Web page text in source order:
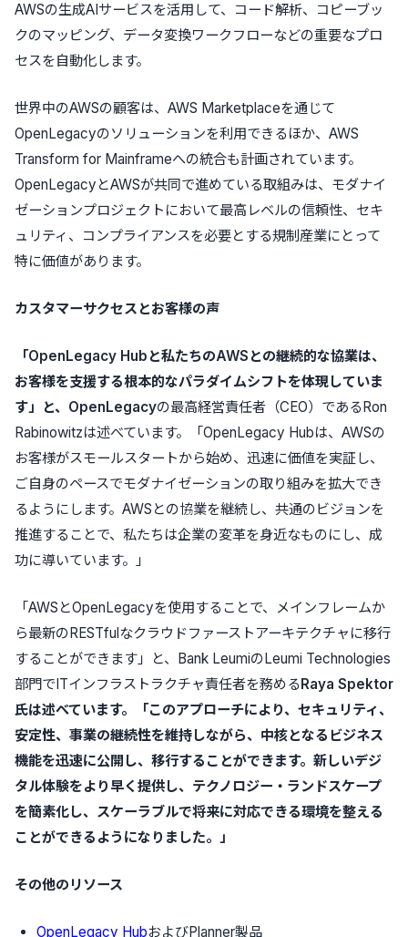
AWSの生成AIサービスを活用して、コード解析、コピーブッ
クのマッピング、データ変換ワークフローなどの重要なプロ
セスを自動化します。
世界中のAWSの顧客は、 AWS Marketplaceを通じて
OpenLegacyのソリューションを利用できるほか、 AWS
Transform for Mainframeへの統合も計画されています。
OpenLegacy とAWSが共同で進めている取組みは、モダナイ
ゼーションプロジェクトにおいて最高レベルの信頼性、セキ
ュリティ、コンプライアンスを必要とする規制産業にとって
特に価値があります。
カスタマーサクセスとお客様の声
「OpenLegacy Hub と私たちのAWS との継続的な協業は、
お客様を支援する根本的なパラダイムシフトを体現していま
す」と、 OpenLegacyの最高経営責任者（CEO）であるRon
Rabinowitzは述べています。「OpenLegacy Hubは、 AWSの
お客様がスモールスタートから始め、迅速に価値を実証 し、
ご自身のペースでモダナイゼーションの取り組みを拡大でき
るようにします。 AWS との協業を継続し、共通のビジョンを
推進することで、 私たち は企業の変革を身近なものにし、成
功に導いています。」
「AWS とOpenLegacyを使用することで、メインフレームか
ら最新のRESTfulなクラウドファーストアーキテクチャに移行
することができます」と、 Bank LeumiのLeumi Technologies
部門でITインフラストラクチャ責任者を務めるRaya Spektor
氏は述べています。「このアプローチにより、セキュリティ、
安定性、事業の継続性を維持しながら、中核となるビジネス
機能を迅速に公開し、移行することができます。新しいデジ
タル体験をより早く提供し、テクノロジー・ランドスケープ
を簡素化し、スケーラブルで将来に対応できる環境を整える
ことができるようになりました。」
その他のリソース
OpenLegacy HubおよびPlanner製品